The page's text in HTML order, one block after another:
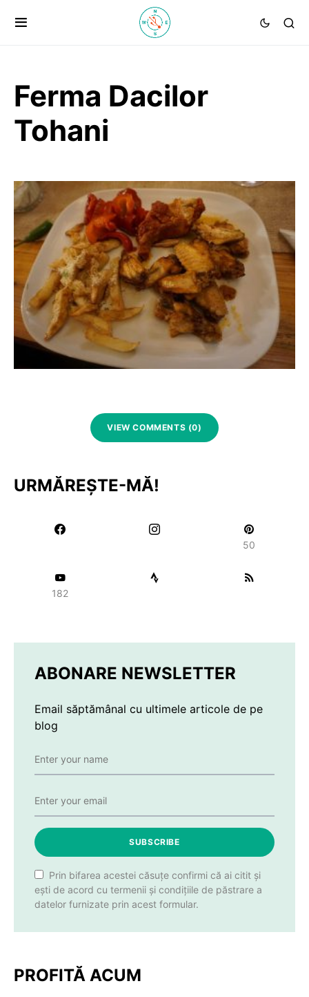
Ferma Dacilor
Tohani
VIEW COMMENTS (0)
URMĂREȘTE-MĂ!
50
182
ABONARE NEWSLETTER
Email săptămânal cu ultimele articole de pe
blog
SUBSCRIBE
Prin bifarea acestei căsuțe confirmi că ai citit și
ești de acord cu termenii și condițiile de păstrare a
datelor furnizate prin acest formular.
PROFITĂ ACUM